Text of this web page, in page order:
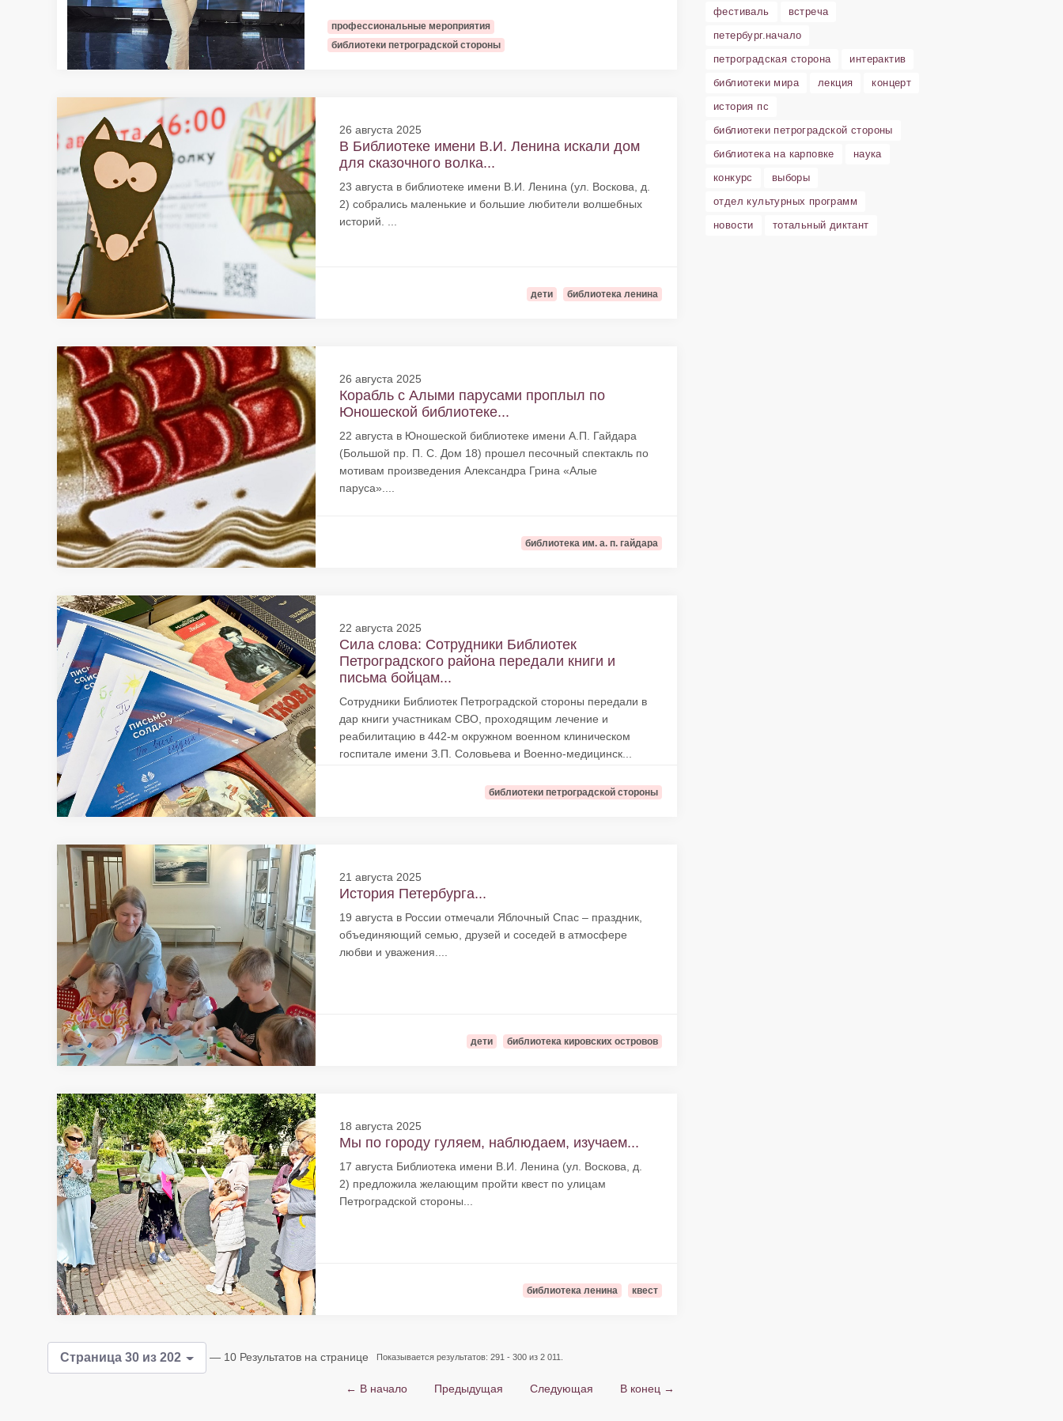
профессиональные мероприятия
библиотеки петроградской стороны
26 августа 2025
В Библиотеке имени В.И. Ленина искали дом
для сказочного волка...
23 августа в библиотеке имени В.И. Ленина (ул. Воскова, д.
2) собрались маленькие и большие любители волшебных
историй. ...
дети библиотека ленина
26 августа 2025
Корабль с Алыми парусами проплыл по
Юношеской библиотеке...
22 августа в Юношеской библиотеке имени А.П. Гайдара
(Большой пр. П. С. Дом 18) прошел песочный спектакль по
мотивам произведения Александра Грина «Алые
паруса»....
библиотека им. а. п. гайдара
22 августа 2025
Сила слова: Сотрудники Библиотек
Петроградского района передали книги и
письма бойцам...
Сотрудники Библиотек Петроградской стороны передали в
дар книги участникам СВО, проходящим лечение и
реабилитацию в 442-м окружном военном клиническом
госпитале имени З.П. Соловьева и Военно-медицинск...
библиотеки петроградской стороны
21 августа 2025
История Петербурга...
19 августа в России отмечали Яблочный Спас – праздник,
объединяющий семью, друзей и соседей в атмосфере
любви и уважения....
дети библиотека кировских островов
18 августа 2025
Мы по городу гуляем, наблюдаем, изучаем...
17 августа Библиотека имени В.И. Ленина (ул. Воскова, д.
2) предложила желающим пройти квест по улицам
Петроградской стороны...
библиотека ленина квест
Страница 30 из 202 — 10 Результатов на странице Показывается результатов: 291 - 300 из 2 011.
← В начало Предыдущая Следующая В конец →
фестиваль
встреча
петербург.начало
петроградская сторона
интерактив
библиотеки мира
лекция
концерт
история пс
библиотеки петроградской стороны
библиотека на карповке
наука
конкурс
выборы
отдел культурных программ
новости
тотальный диктант